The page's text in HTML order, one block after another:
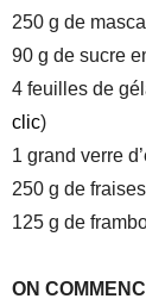
250 g de
90 g de sucre
4 feuilles de
clic)
1 grand verre
250 g de fraises
125 g de
ON